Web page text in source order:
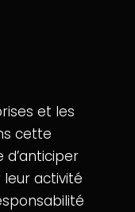
et les
cette
activité